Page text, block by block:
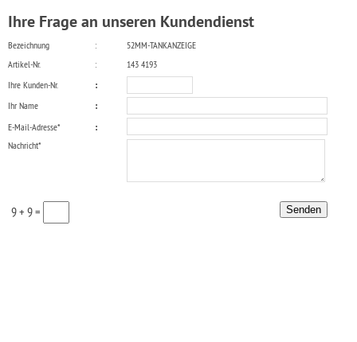
Ihre Frage an unseren Kundendienst
Bezeichnung :
52MM-TANKANZEIGE
Artikel-Nr.
:
143 4193
Ihre Kunden-Nr.
:
Ihr Name
:
E-Mail-Adresse*
:
Nachricht*
9 + 9 =